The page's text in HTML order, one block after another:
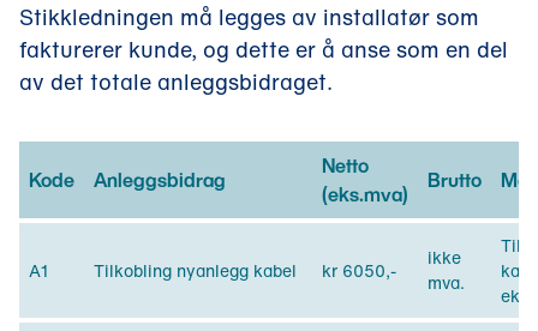
Stikkledningen må legges av installatør som
fakturerer kunde, og dette er å anse som en del
av det totale anleggsbidraget.
Kode Anleggsbidrag
Netto
(eks.mva)
Brutto
A1 Tilkobling nyanlegg kabel kr 6050,-
ikke
mva.